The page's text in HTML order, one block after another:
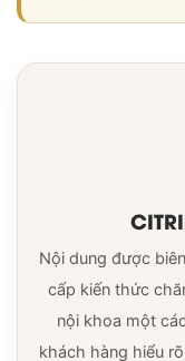
Nội dung được
cấp kiến thức
nội khoa một
khách hàng hiểu